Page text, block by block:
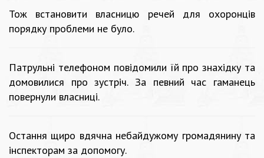
Тож встановити власницю речей для охоронців
порядку проблеми не було.
Патрульні телефоном повідомили їй про знахідку та
домовилися про зустріч. За певний час гаманець
повернули власниці.
Остання щиро вдячна небайдужому громадянину та
інспекторам за допомогу.